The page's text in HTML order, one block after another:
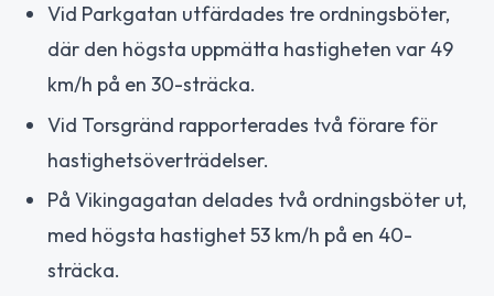
Vid Parkgatan utfärdades tre ordningsböter,
där den högsta uppmätta hastigheten var 49
km/h på en 30-sträcka.
Vid Torsgränd rapporterades två förare för
hastighetsöverträdelser.
På Vikingagatan delades två ordningsböter ut,
med högsta hastighet 53 km/h på en 40-
sträcka.